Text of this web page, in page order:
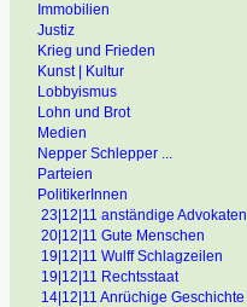
Immobilien
Justiz
Krieg und Frieden
Kunst | Kultur
Lobbyismus
Lohn und Brot
Medien
Nepper Schlepper ...
Parteien
PolitikerInnen
23|12|11 anständige Advokaten
20|12|11 Gute Menschen
19|12|11 Wulff Schlagzeilen
19|12|11 Rechtsstaat
14|12|11 Anrüchige Geschichte